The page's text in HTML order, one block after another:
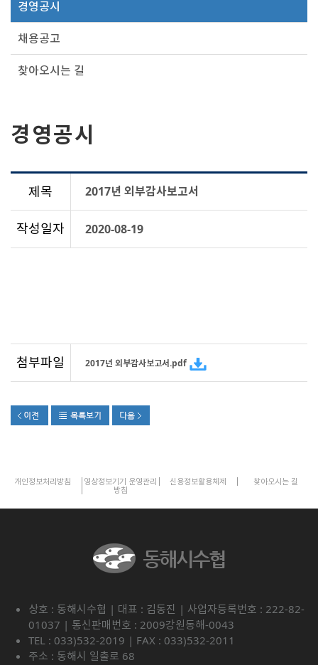
경영공시
채용공고
찾아오시는 길
경영공시
제목 2017년 외부감사보고서
작성일자 2020-08-19
첨부파일 2017년 외부감사보고서.pdf
개인정보처리방침
영상정보기기 운영관리
방침
신용정보활용체제 찾아오시는 길
상호 : 동해시수협 | 대표 : 김동진 | 사업자등록번호 : 222-82-
01037 | 통신판매번호 : 2009강원동해-0043
TEL : 033)532-2019 | FAX : 033)532-2011
주소 : 동해시 일출로 68